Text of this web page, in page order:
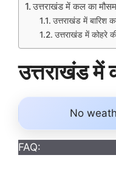
उत्तराखंड में कल का मौसम
उत्तराखंड में बारिश
उत्तराखंड में कोहरे
उत्तराखंड में
No
FAQ: